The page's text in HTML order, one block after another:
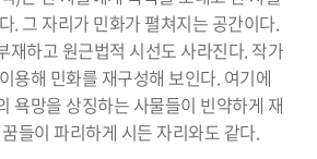
. 그 자리가 민화가 펼쳐지는 공간이다.
재하고 원근법적 시선도 사라진다. 작가
용해 민화를 재구성해 보인다. 여기에
욕망을 상징하는 사물들이 빈약하게 재
들이 파리하게 시든 자리와도 같다.